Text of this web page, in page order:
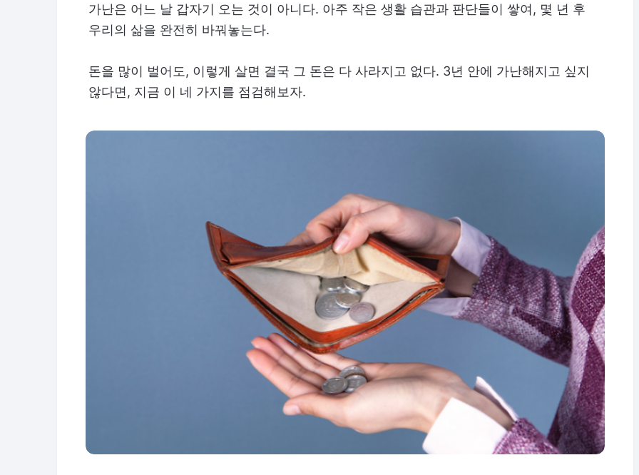
가난은 어느 날 갑자기 오는 것이 아니다. 아주 작은 생활 습관과 판단들이 쌓여, 몇 년 후
우리의 삶을 완전히 바꿔놓는다.
돈을 많이 벌어도, 이렇게 살면 결국 그 돈은 다 사라지고 없다. 3년 안에 가난해지고 싶지
않다면, 지금 이 네 가지를 점검해보자.